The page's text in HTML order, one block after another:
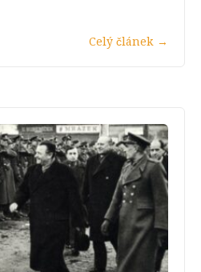
Celý článek →